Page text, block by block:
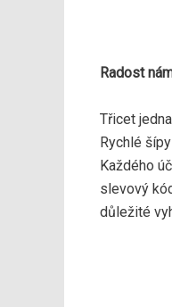
Radost
Třicet
Rychlé
Každého
slevový
důležité